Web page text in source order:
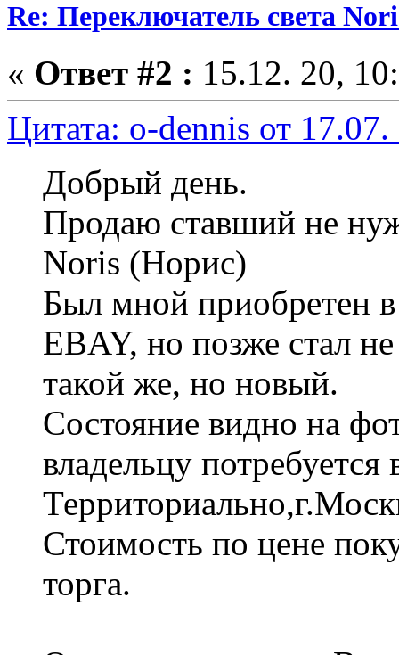
Re: Переключатель света
« Ответ #2 : 15.12. 20,
Цитата: o-dennis от
Добрый день.
Продаю ставший не
Noris (Норис)
Был мной приобретен
EBAY, но позже стал
такой же, но новый.
Состояние видно на
владельцу
Стоимость по цене
торга.